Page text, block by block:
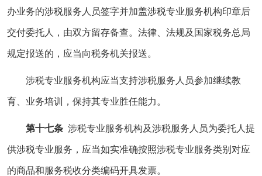
办业务的涉税服务人员签字并加盖涉税专业服务机构印章后
交付委托人，由双方留存备查。法律、法规及国家税务总局
规定报送的，应当向税务机关报送。
涉税专业服务机构应当支持涉税服务人员参加继续教
育、业务培训，保持其专业胜任能力。
第十七条 涉税专业服务机构及涉税服务人员为委托人提
供涉税专业服务，应当如实准确按照涉税专业服务类别对应
的商品和服务税收分类编码开具发票。